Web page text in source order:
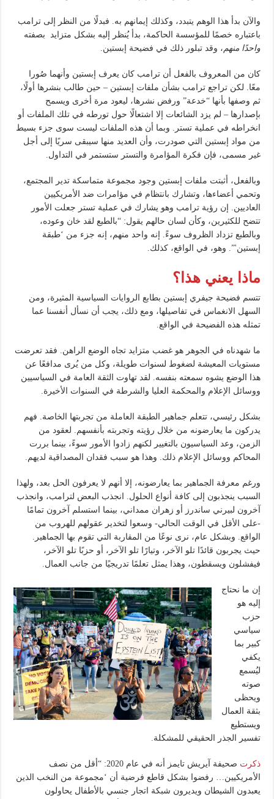
والآن بدأ هذا الوهم يتبدد، وكذلك إيمانهم به. فبدلًا من النظر إلى ترامب
باعتباره خصمًا للمؤسسة الحاكمة، بدأ يُنظر إليه بشكل متزايد بصفته
واحدًا منهم، وقد تبلور ذلك في فضيحة إبستين.
كان من المعروف بالفعل أن ترامب كان يعرف إبستين وأنهما صُورا
معًا. لكن تراجع ترامب بشأن ملفات إبستين – حين طالب بنشرها أولًا،
ثم وصفها بأنها “خدعة” ورفض نشرها، ليعود مرة أخرى ويسمح
بإصدارها – لم يزد الشائعات إلا اشتعالًا حول تورطه في تلك الملفات أو
انخراطه في عملية تستر. وبما أن هذه الملفات ليست سوى جزء بسيط
من مواد إبستين التي صودرت، وأن العديد منها سيبقى سريًا إلى أجل
غير مسمى، فإن فكرة المؤامرة والتستر ستستمر في التداول.
وبالفعل، أثبتت ملفات إبستين وجود مجموعة متماسكة تدير المجتمع،
وتحمي أعضاءها، وتشارك بانتظام في مؤامرات ضد الأمريكيين
العاديين. إن رؤية ترامب وهو يشارك في عملية تستر جعلت الأمور
تتضح للكثيرين، وكأن لسان حالهم يقول: “بالطبع لقد خان وعوده،
وبالطبع تزداد الظروف سوءً. إنه واحد منهم، إنه جزء من ‘طبقة
إبستين'”. وهو، في الواقع، كذلك.
ماذا يعني هذا؟
تتسم فضيحة جيفري إبستين بطابع الروايات السياسية المثيرة، ومن
السهل الانغماس في تفاصيلها، ومع ذلك، يجب أن نسأل أنفسنا عما
تمثله هذه الفضيحة في الواقع.
ما شهدناه في الجوهر هو غضب متزايد تجاه الوضع الراهن. فقد تعرضت
مستويات المعيشة لضغوط لسنوات طويلة، وكل من يُرى مدافعًا عن
هذا الوضع يشوه سمعته بنفسه. لقد تهاوت الثقة العامة في السياسيين
ووسائل الإعلام والمحكمة العليا والشرطة في السنوات الأخيرة.
بشكل رئيسي، تتعلم جماهير الطبقة العاملة من تجربتها الخاصة. فهم
يدركون ما يعارضونه من خلال رؤيته وتجربته بأنفسهم. لعقود من
الزمن، وعد السياسيون بالتغيير لكنهم زادوا الأمور سوءً، بينما بررت
المحاكم ووسائل الإعلام ذلك. وهذا هو سبب فقدان المصداقية لديهم.
ورغم معرفة الجماهير بما يعارضونه، إلا أنهم لا يعرفون الحل بعد، ولهذا
السبب ينجذبون إلى كافة أنواع الحلول. انجذب البعض لترامب، وانجذب
آخرون لبيرني ساندرز أو زهران ممداني، بينما استسلم آخرون تمامًا
-على الأقل في الوقت الحالي- وسعوا لتخدير عقولهم للهروب من
الواقع. وبشكل عام، نرى نوعًا من المقاربة التي تقوم بها الجماهير.
حيث يجربون قائدًا تلو الآخر، وتيارًا تلو الآخر، أو حزبًا تلو الآخر،
فيفشلون ويسقطون، وهذا يمثل تعلمًا تدريجيًا من جانب العمال.
إن ما نحتاج
إليه هو
حزب
سياسي
كبير بما
يكفي
ليُسمع
صوته
ويحظى
بثقة العمال
ويستطيع
تفسير الجذر الحقيقي للمشكلة.
ذكرت
صحيفة آيريش تايمز أنه في عام 2020: “أقل من نصف
الأمريكيين… رفضوا بشكل قاطع فرضية أن ‘مجموعة من النخب الذين
يعبدون الشيطان ويديرون شبكة اتجار جنسي بالأطفال يحاولون